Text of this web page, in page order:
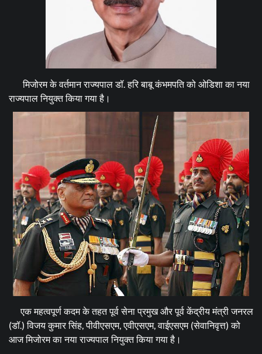
मिजोरम के वर्तमान राज्यपाल डॉ. हरि बाबू कंभमपति को ओडिशा का नया
राज्यपाल नियुक्त किया गया है।
एक महत्वपूर्ण कदम के तहत पूर्व सेना प्रमुख और पूर्व केंद्रीय मंत्री जनरल
(डॉ.) विजय कुमार सिंह, पीवीएसएम, एवीएसएम, वाईएसएम (सेवानिवृत्त) को
आज मिजोरम का नया राज्यपाल नियुक्त किया गया है।